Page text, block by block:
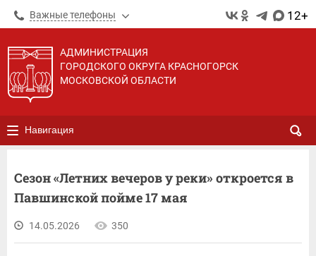
Важные телефоны 12+
АДМИНИСТРАЦИЯ
ГОРОДСКОГО ОКРУГА КРАСНОГОРСК
МОСКОВСКОЙ ОБЛАСТИ
Навигация
Сезон «Летних вечеров у реки» откроется в
Павшинской пойме 17 мая
14.05.2026 350